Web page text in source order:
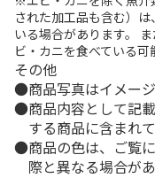
された加工品も含む）
いる場合があります。
ビ・カニを食べている可
その他
商品写真はイメージ
商品内容として記
する商品に含まれ
商品の色は、ご覧
際と異なる場合があ